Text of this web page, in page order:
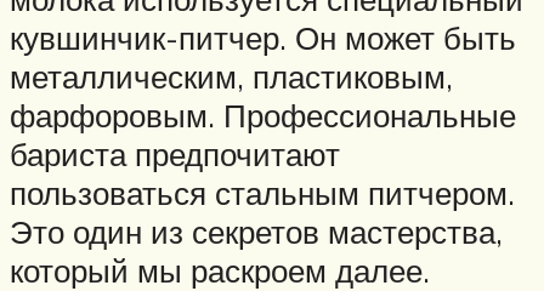
кувшинчик-питчер. Он может быть
металлическим, пластиковым,
фарфоровым. Профессиональные
бариста предпочитают
пользоваться стальным питчером.
Это один из секретов мастерства,
который мы раскроем далее.